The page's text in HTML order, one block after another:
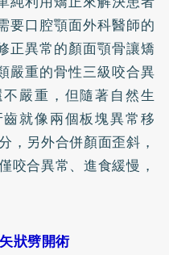
要口腔顎面外科醫師的
正異常的顏面顎骨讓矯
嚴重的骨性三級咬合異
嚴重，但隨著自然生
就像兩個板塊異常移
，另外合併顏面歪斜，
咬合異常、進食緩慢，
狀劈開術